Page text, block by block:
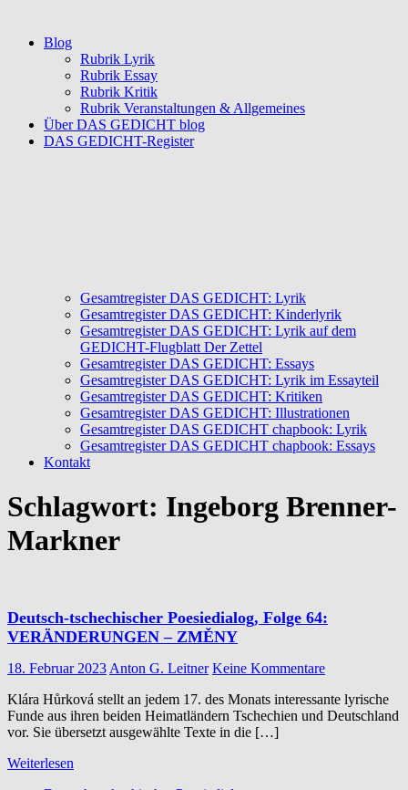
Blog
Rubrik Lyrik
Rubrik Essay
Rubrik Kritik
Rubrik Veranstaltungen & Allgemeines
Über DAS GEDICHT blog
DAS GEDICHT-Register
Gesamtregister DAS GEDICHT: Lyrik
Gesamtregister DAS GEDICHT: Kinderlyrik
Gesamtregister DAS GEDICHT: Lyrik auf dem
GEDICHT-Flugblatt Der Zettel
Gesamtregister DAS GEDICHT: Essays
Gesamtregister DAS GEDICHT: Lyrik im Essayteil
Gesamtregister DAS GEDICHT: Kritiken
Gesamtregister DAS GEDICHT: Illustrationen
Gesamtregister DAS GEDICHT chapbook: Lyrik
Gesamtregister DAS GEDICHT chapbook: Essays
Kontakt
Schlagwort: Ingeborg Brenner-
Markner
Deutsch-tschechischer Poesiedialog, Folge 64:
VERÄNDERUNGEN – ZMĚNY
18. Februar 2023 Anton G. Leitner Keine Kommentare
Klára Hůrková stellt an jedem 17. des Monats interessante lyrische
Funde aus ihren beiden Heimatländern Tschechien und Deutschland
vor. Sie übersetzt ausgewählte Texte in die […]
Weiterlesen